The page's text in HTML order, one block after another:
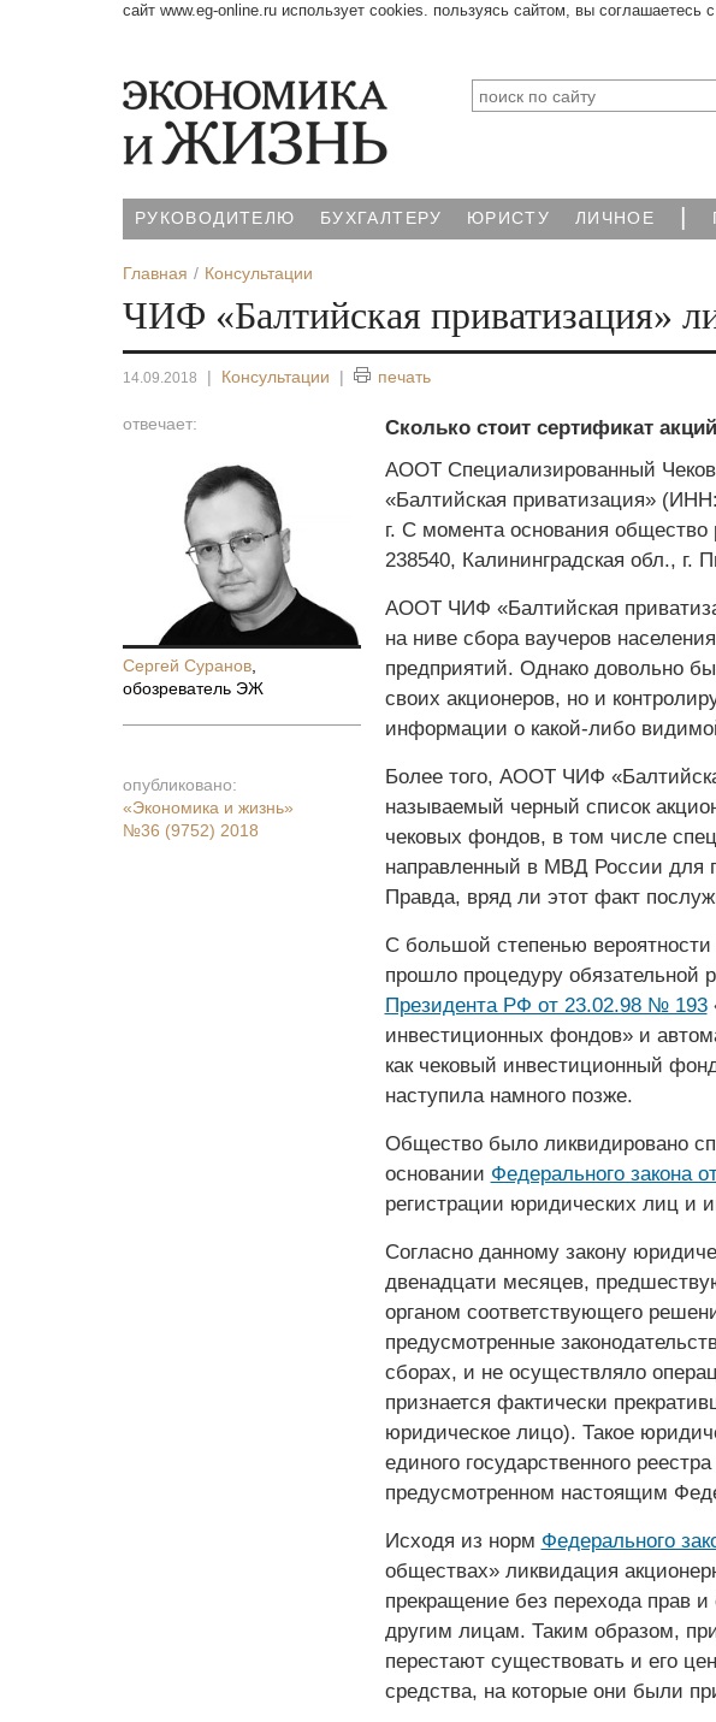
сайт www.eg-online.ru использует cookies. пользуясь сайтом, вы соглашаетесь
РУКОВОДИТЕЛЮ БУХГАЛТЕРУ ЮРИСТУ ЛИЧНОЕ |
Главная Консультации
ЧИФ «Балтийская приватизация»
14.09.2018 | Консультации | печать
отвечает:
Сергей Суранов,
обозреватель ЭЖ
опубликовано:
«Экономика и жизнь»
№36 (9752) 2018
Сколько стоит сертификат
АООТ Специализированный
«Балтийская приватизация»
г. С момента основания
238540, Калининградская обл.,
АООТ ЧИФ «Балтийская
на ниве сбора ваучеров
предприятий. Однако довольно
своих акционеров, но и
информации о какой-либо
Более того, АООТ ЧИФ
называемый черный список
чековых фондов, в том числе
направленный в МВД России для
Правда, вряд ли этот факт
С большой степенью
прошло процедуру обязательной
Президента РФ от 23.02.98 № 193
инвестиционных фондов» и
как чековый инвестиционный
наступила намного позже.
Общество было ликвидировано
основании Федерального закона
регистрации юридических лиц и
Согласно данному закону
двенадцати месяцев,
органом соответствующего
предусмотренные
сборах, и не осуществляло
признается фактически
юридическое лицо). Такое
единого государственного
предусмотренном настоящим
Исходя из норм Федерального
обществах» ликвидация
прекращение без перехода прав и
другим лицам. Таким образом,
перестают существовать и его
средства, на которые они были